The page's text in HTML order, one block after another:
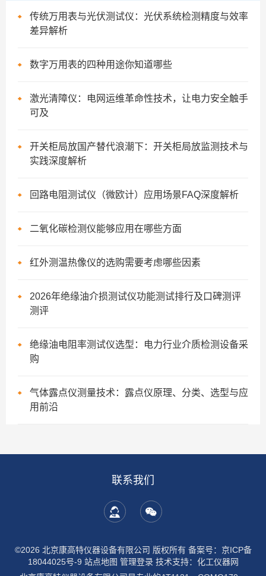
传统万用表与光伏测试仪：光伏系统检测精度与效率
差异解析
数字万用表的四种用途你知道哪些
激光清障仪：电网运维革命性技术，让电力安全触手
可及
开关柜局放国产替代浪潮下：开关柜局放监测技术与
实践深度解析
回路电阻测试仪（微欧计）应用场景FAQ深度解析
二氧化碳检测仪能够应用在哪些方面
红外测温热像仪的选购需要考虑哪些因素
2026年绝缘油介损测试仪功能测试排行及口碑测评
测评
绝缘油电阻率测试仪选型：电力行业介质检测设备采
购
气体露点仪测量技术：露点仪原理、分类、选型与应
用前沿
联系我们
©2026 北京康高特仪器设备有限公司 版权所有 备案号：京ICP备
18044025号-9 站点地图 管理登录技术支持： 化工仪器网